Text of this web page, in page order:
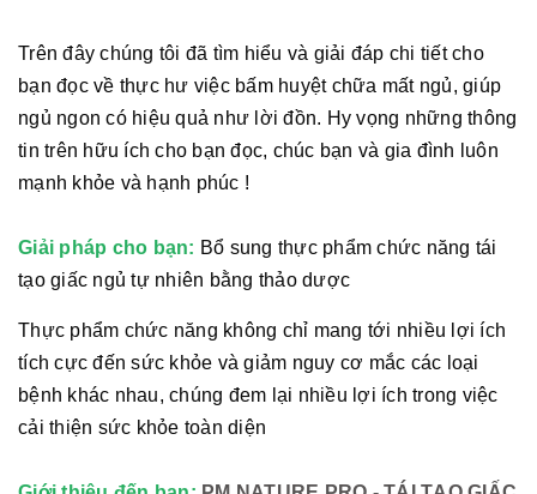
Trên đây chúng tôi đã tìm hiểu và giải đáp chi tiết cho
bạn đọc về thực hư việc bấm huyệt chữa mất ngủ, giúp
ngủ ngon có hiệu quả như lời đồn. Hy vọng những thông
tin trên hữu ích cho bạn đọc, chúc bạn và gia đình luôn
mạnh khỏe và hạnh phúc !
Giải pháp cho bạn: Bổ sung thực phẩm chức năng tái
tạo giấc ngủ tự nhiên bằng thảo dược
Thực phẩm chức năng không chỉ mang tới nhiều lợi ích
tích cực đến sức khỏe và giảm nguy cơ mắc các loại
bệnh khác nhau, chúng đem lại nhiều lợi ích trong việc
cải thiện sức khỏe toàn diện